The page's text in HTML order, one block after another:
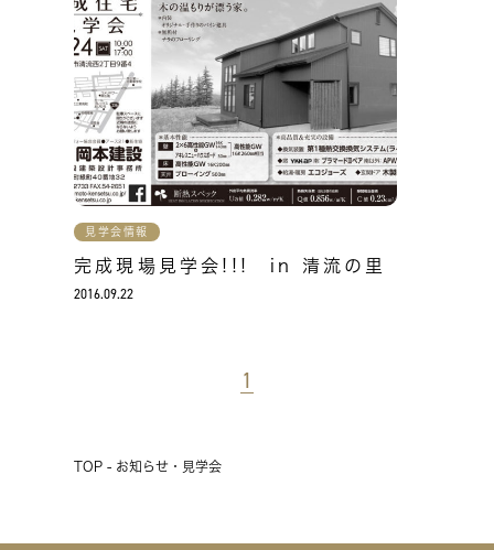
見学会情報
完成現場見学会!!! in 清流の里
2016.09.22
1
TOP - お知らせ・見学会